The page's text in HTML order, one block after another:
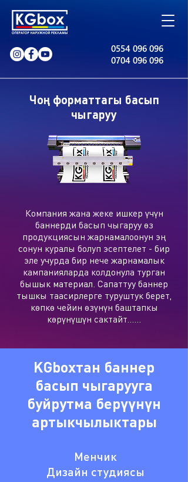
0554 096 096
0704 096 096
Чоң форматтагы басып
чыгаруу
Компания жана жеке ишкер үчүн
баннерди басып чыгаруу өз
продукциясын жарнамалоонун эң
сонун куралы болуп эсептелет - бир
эле учурда бир нече жарнамалык
кампанияларда колдонула турган
бышык материал. Сапаттуу баннер
тышкы таасирлерге туруштук берет,
көпкө чейин өзүнүн баштапкы
көрүнүшүн сактайт......
KGboxтан баннер
басып чыгарууга
буйрутма берүүнүн
артыкчылыктары
Менчик
Дизайн студиясы